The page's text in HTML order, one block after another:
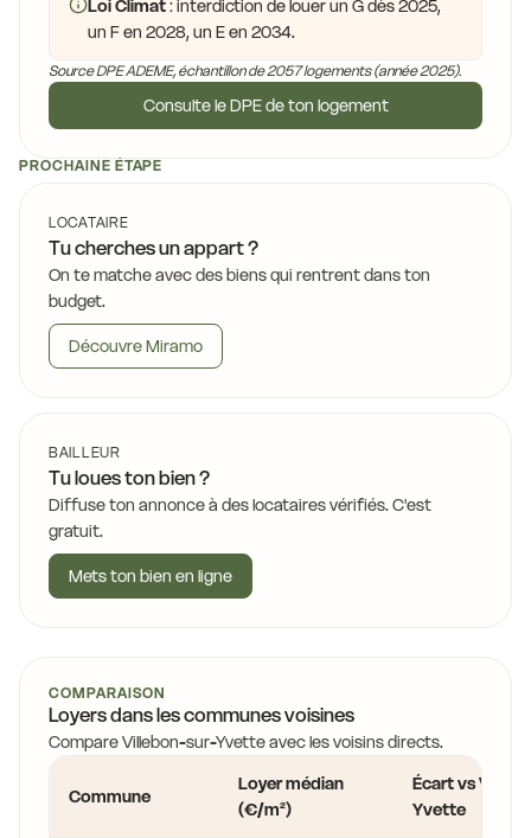
Loi Climat: interdiction de louer un G dès 2025,
un F en 2028, un E en 2034.
Source DPE ADEME, échantillon de 2057 logements (année 2025).
Consulte le DPE de ton logement
PROCHAINE ÉTAPE
LOCATAIRE
Tu cherches un appart ?
On te matche avec des biens qui rentrent dans ton
budget.
Découvre Miramo
BAILLEUR
Tu loues ton bien ?
Diffuse ton annonce à des locataires vérifiés. C'est
gratuit.
Mets ton bien en ligne
COMPARAISON
Loyers dans les communes voisines
Compare Villebon-sur-Yvette avec les voisins directs.
Commune
Loyer médian
(€/m²)
Écart vs
Yvette